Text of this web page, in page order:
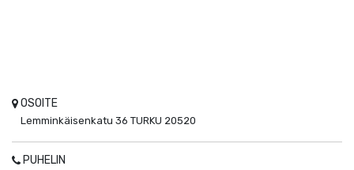
OSOITE
Lemminkäisenkatu 36 TURKU 20520
PUHELIN